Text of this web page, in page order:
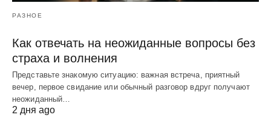
РАЗНОЕ
Как отвечать на неожиданные вопросы без
страха и волнения
Представьте знакомую ситуацию: важная встреча, приятный
вечер, первое свидание или обычный разговор вдруг получают
неожиданный…
2 дня ago